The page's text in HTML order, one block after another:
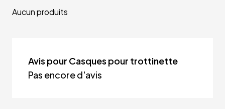
Aucun produits
Avis pour Casques pour trottinette
Pas encore d'avis